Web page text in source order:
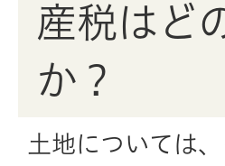
産税はど
か？
土地については